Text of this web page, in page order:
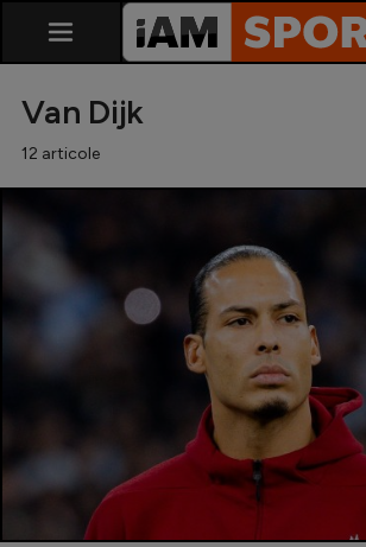
SuperLiga
Liga 2
Cupa României
Echipa Națională
Van Dijk
12 articole